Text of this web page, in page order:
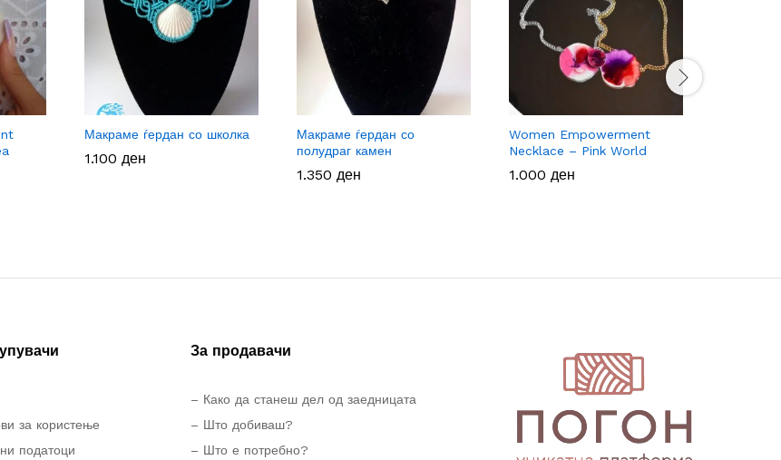
Макраме ѓердан со школка
1.100 ден
1.100 ден
Макраме ѓердан со
полудраг камен
1.350 ден
1.350 ден
Women Empowerment
Necklace – Pink World
1.000 ден
1.000 ден
за користење
податоци
За продавачи
– Како да станеш дел од заедницата
– Што добиваш?
– Што е потребно?